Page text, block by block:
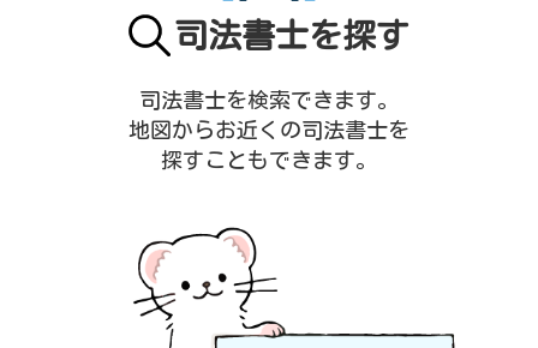
司法書士を探す
司法書士を検索できます。
地図からお近くの司法書士を
探すこともできます。